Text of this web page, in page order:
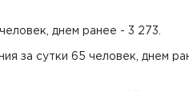
днем ранее - 3 273.
за сутки 65 человек, днем